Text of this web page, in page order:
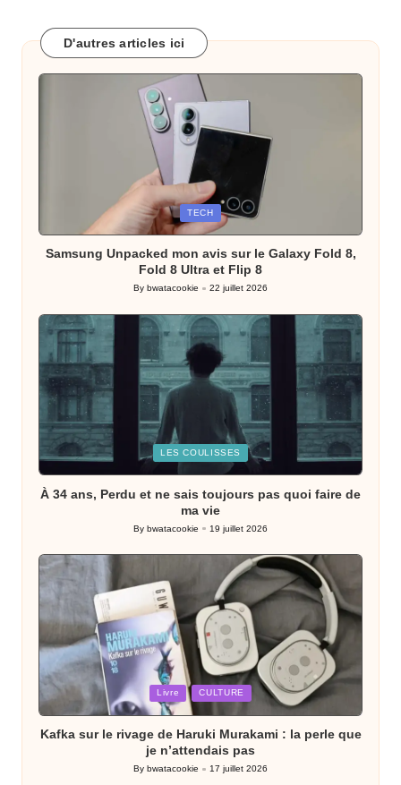
D'autres articles ici
TECH
Samsung Unpacked mon avis sur le Galaxy Fold 8,
Fold 8 Ultra et Flip 8
Posted
By bwatacookie 22 juillet 2026
LES COULISSES
À 34 ans, Perdu et ne sais toujours pas quoi faire de
ma vie
Posted
By bwatacookie 19 juillet 2026
Posted
Livre CULTURE
Kafka sur le rivage de Haruki Murakami : la perle que
je n’attendais pas
Posted
By bwatacookie 17 juillet 2026